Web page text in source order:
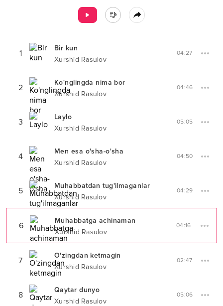
1
Bir kun
Xurshid Rasulov
04:27
2
Ko'nglingda nima bor
Xurshid Rasulov
04:46
3
Laylo
Xurshid Rasulov
05:05
4
Men esa o'sha-o'sha
Xurshid Rasulov
04:50
5
Muhabbatdan tug'ilmaganlar
Xurshid Rasulov
04:29
6
Muhabbatga achinaman
Xurshid Rasulov
04:16
7
O'zingdan ketmagin
Xurshid Rasulov
02:47
8
Qaytar dunyo
Xurshid Rasulov
05:06